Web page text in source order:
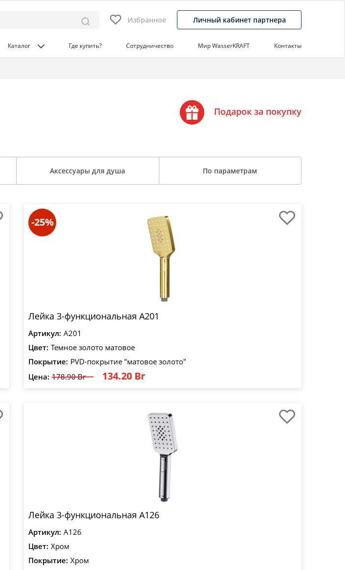
Избранное Личный кабинет партнера
Каталог Где купить? Сотрудничество Мир WasserKRAFT Контакты
Подарок за покупку
Аксессуары для душа По параметрам
-25%
Лейка 3-функциональная A201
Артикул: A201
Цвет: Темное золото матовое
Покрытие: PVD-покрытие "матовое золото"
Цена: 178.90 Br 134.20 Br
Лейка 3-функциональная A126
Артикул: A126
Цвет: Хром
Покрытие: Хром